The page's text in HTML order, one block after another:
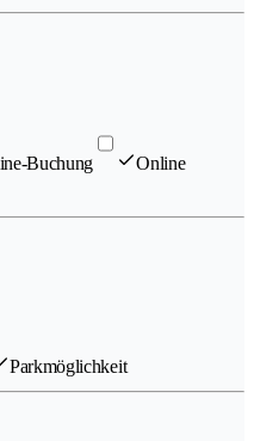
Buchung
Online
Parkmöglichkeit